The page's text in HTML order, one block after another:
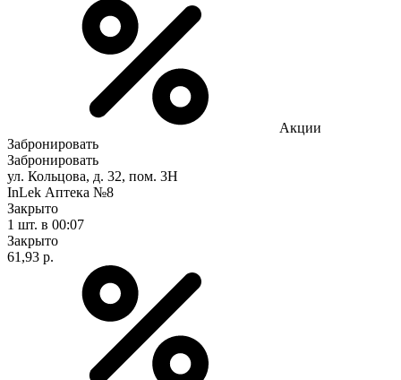
Акции
Забронировать
Забронировать
ул. Кольцова, д. 32, пом. 3Н
InLek Аптека №8
Закрыто
1 шт. в 00:07
Закрыто
61,93 р.